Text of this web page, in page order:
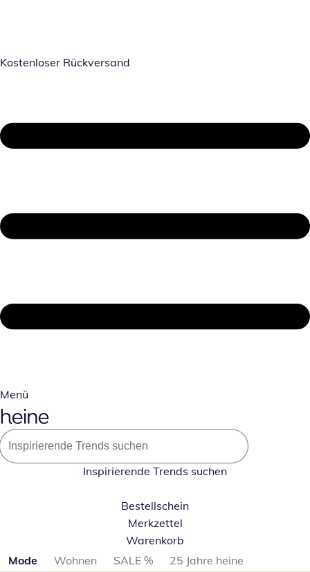
Kostenloser Rückversand
Menü
Inspirierende Trends suchen
Bestellschein
Merkzettel
Warenkorb
Produktkategorien überspringen
Mode Wohnen SALE %
25 Jahre heine